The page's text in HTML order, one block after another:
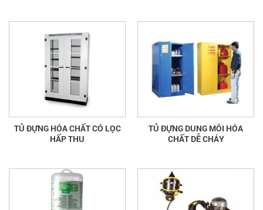
TỦ ĐỰNG HÓA CHẤT CÓ LỌC
HẤP THU
TỦ ĐỰNG DUNG MÔI HÓA
CHẤT DỄ CHÁY